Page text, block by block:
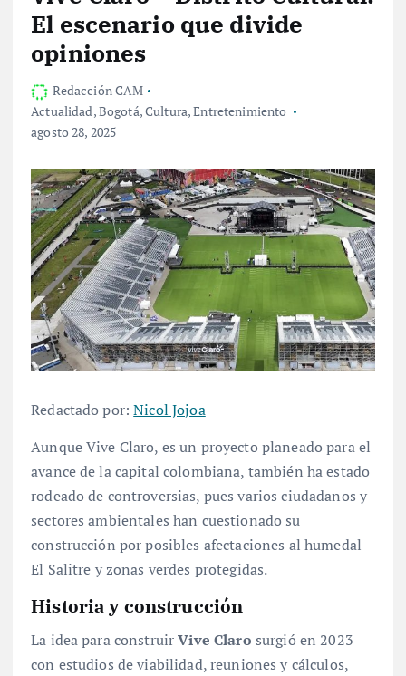
El escenario que divide
opiniones
Redacción CAM
Actualidad,Bogotá,Cultura,Entretenimiento
agosto 28, 2025
Redactado por:Nicol Jojoa
Aunque Vive Claro, es un proyecto planeado para el
avance de la capital colombiana, también ha estado
rodeado de controversias, pues varios ciudadanos y
sectores ambientales han cuestionado su
construcción por posibles afectaciones al humedal
El Salitre y zonas verdes protegidas.
Historia y construcción
La idea para construirVive Claro surgió en 2023
con estudios de viabilidad, reuniones y cálculos,